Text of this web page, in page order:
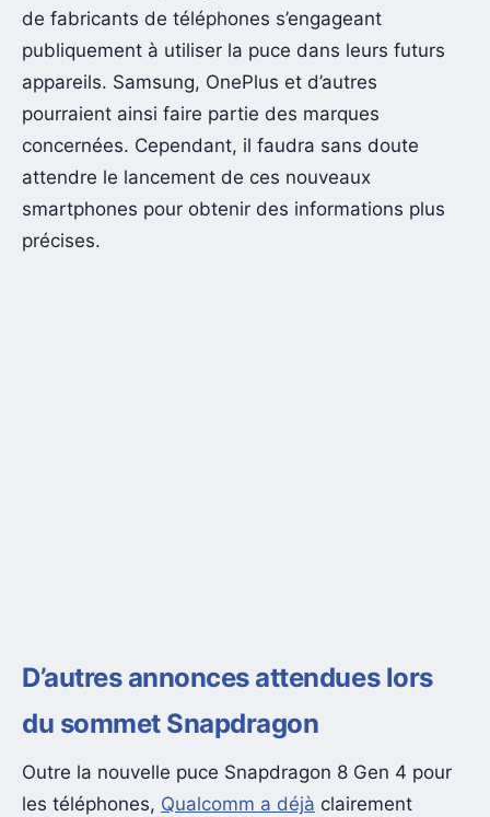
de fabricants de téléphones s’engageant
publiquement à utiliser la puce dans leurs futurs
appareils. Samsung, OnePlus et d’autres
pourraient ainsi faire partie des marques
concernées. Cependant, il faudra sans doute
attendre le lancement de ces nouveaux
smartphones pour obtenir des informations plus
précises.
D’autres annonces attendues lors
du sommet Snapdragon
Outre la nouvelle puce Snapdragon 8 Gen 4 pour
les téléphones, Qualcomm a déjà clairement